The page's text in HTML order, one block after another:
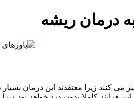
درمان ریشه
می کنند زیرا معتقدند این درمان